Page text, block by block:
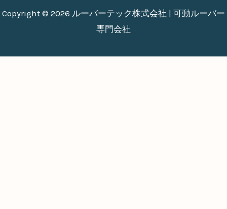
Copyright © 2026 ルーバーテック株式会社 | 可動ルーバー
専門会社